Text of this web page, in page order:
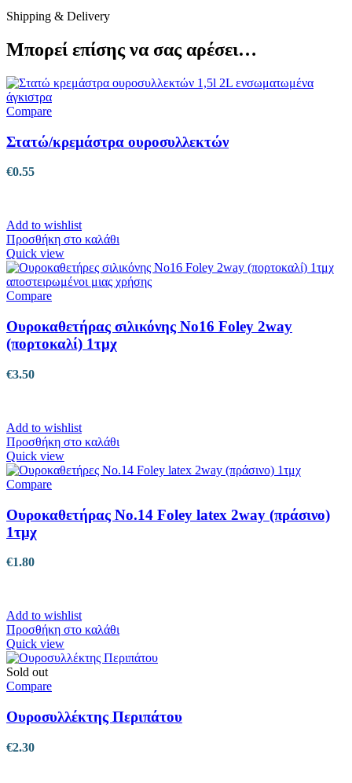
Shipping & Delivery
Μπορεί επίσης να σας αρέσει…
Compare
Στατώ/κρεμάστρα ουροσυλλεκτών
€0.55
Add to wishlist
Προσθήκη στο καλάθι
Quick view
Compare
Ουροκαθετήρας σιλικόνης No16 Foley 2way
(πορτοκαλί) 1τμχ
€3.50
Add to wishlist
Προσθήκη στο καλάθι
Quick view
Compare
Ουροκαθετήρας No.14 Foley latex 2way (πράσινο)
1τμχ
€1.80
Add to wishlist
Προσθήκη στο καλάθι
Quick view
Sold out
Compare
Ουροσυλλέκτης Περιπάτου
€2.30